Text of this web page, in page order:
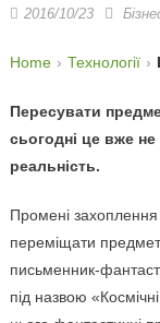
2016/10/23
Home Технології
Пересувати
сьогодні це вже
реальність.
Промені
переміщати
письменник-
під назвою